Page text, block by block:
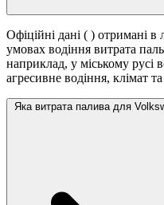
Офіційні дані ( ) отримані в
умовах водіння витрата
наприклад, у міському русі
агресивне водіння, клімат
Яка витрата палива для